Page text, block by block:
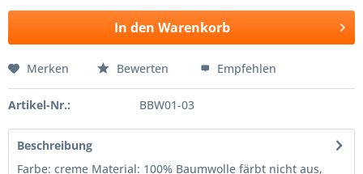
In den Warenkorb
Merken Bewerten Empfehlen
Artikel-Nr.: BBW01-03
Beschreibung
Farbe: creme Material: 100% Baumwolle färbt nicht aus,